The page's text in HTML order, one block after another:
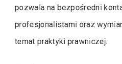
pozwala na bezpośredni
profesjonalistami oraz
temat praktyki prawniczej.